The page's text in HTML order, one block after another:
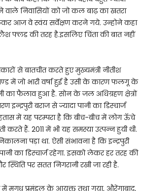
वाले निवासियों को जो कल बाढ़ का खतरा
आज वे स्वंय सर्वेक्षण करने गये. उन्होने कहा
फ्लड की तरह है.इसलिए चिंता की बात नहीं
से बातचीत करते हुए मुख्यमंत्री नीतीश
में जो भारी वर्षा हुई है उसी के कारण फलगू के
का फैलाव हुआ है. सोन के जल अधिग्रहण क्षेत्रों
इन्द्रपुरी बराज से ज्यादा पानी का डिस्चार्ज
में यह परम्परा है कि बीच-बीच में लोग ऊॅचे
करते हैं. 2011 में भी यह समस्या उत्पन्न हुयी थी.
पड़ा था. ऐसी संभावना है कि इन्द्रपुरी
का डिस्चार्ज रहेगा. इसको लेकर हर तरह की
स्थिति पर सतत निगरानी रखी जा रही है.
मगध प्रमंडल के आयुक्त तथा गया, औरेंगाबाद,